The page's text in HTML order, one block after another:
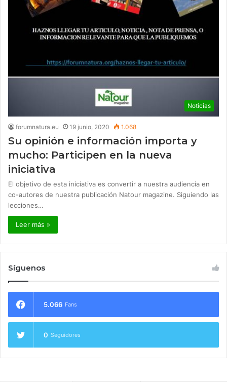
Noticias
forumnatura.eu 19 junio, 2020 1.068
Su opinión e información importa y
mucho: Participen en la nueva
iniciativa
El objetivo de esta iniciativa es convertir a nuestra audiencia en
co-autores de nuestra publicación Natour magazine. Siguiendo las
lecciones…
Leer más »
Síguenos
5.066 Fans
0 Seguidores